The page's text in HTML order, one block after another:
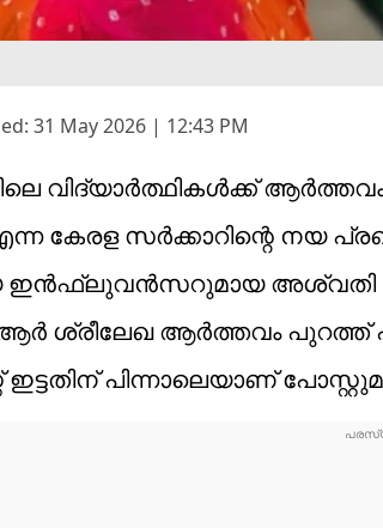
31 May 2026 | 12:43 PM
വിദ്യാർത്ഥികൾക്ക്
കേരള സർക്കാറിന്റെ നയ
അശ്വതി
ശ്രീലേഖ ആർത്തവം പുറത്ത്
പിന്നാലെയാണ്